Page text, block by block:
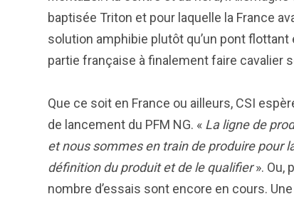
baptisée Triton et pour laquelle la France
solution amphibie plutôt qu’un pont
partie française à finalement faire cavalier
Que ce soit en France ou ailleurs, CSI
de lancement du PFM NG. « La ligne de
et nous sommes en train de produire pour
définition du produit et de le qualifier». Ou,
nombre d’essais sont encore en cours.